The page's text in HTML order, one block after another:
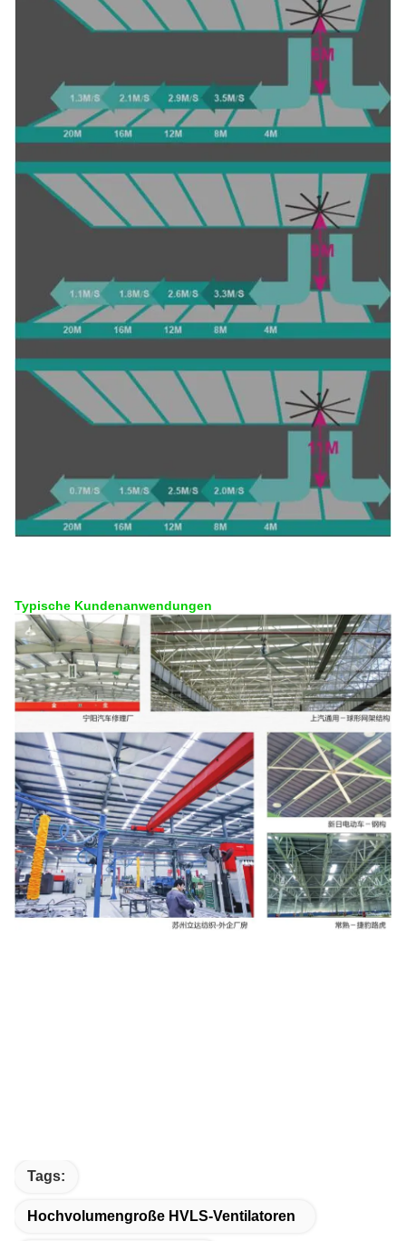
Typische Kundenanwendungen
Tags:
Hochvolumengroße HVLS-Ventilatoren